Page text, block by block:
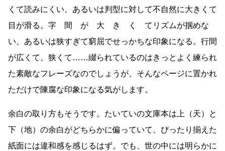
くて読みにくい、あるいは判型に対して不自然に大きくて
目が滑る。字 間 が 大 き く てリズムが掴めな
い、あるいは狭すぎて窮屈でせっかちな印象になる。行間
が広くて、狭くて……綴られているのはきっとよく練られ
た素敵なフレーズなのでしょうが、そんなページに置かれ
ただけで陳腐な印象になる気がします。
余白の取り方もそうです。たいていの文庫本は上（天）と
下（地）の余白がどちらかに偏っていて、ぴったり揃えた
紙面には違和感を感じるはず。でも、世の中には明らかに